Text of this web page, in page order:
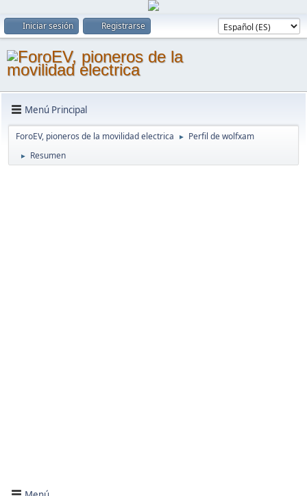
Iniciar sesión Registrarse
Menú Principal
ForoEV, pioneros de la movilidad electrica ► Perfil de wolfxam
► Resumen